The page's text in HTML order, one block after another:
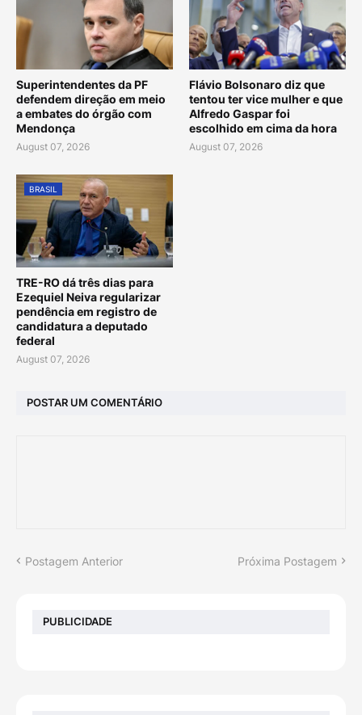
Superintendentes da PF
defendem direção em meio
a embates do órgão com
Mendonça
August 07, 2026
Flávio Bolsonaro diz que
tentou ter vice mulher e que
Alfredo Gaspar foi
escolhido em cima da hora
August 07, 2026
BRASIL
TRE-RO dá três dias para
Ezequiel Neiva regularizar
pendência em registro de
candidatura a deputado
federal
August 07, 2026
POSTAR UM COMENTÁRIO
Postagem Anterior Próxima Postagem
PUBLICIDADE